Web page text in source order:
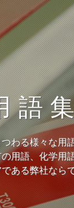
語
わる様々な用
用語、化学用
ある弊社なら